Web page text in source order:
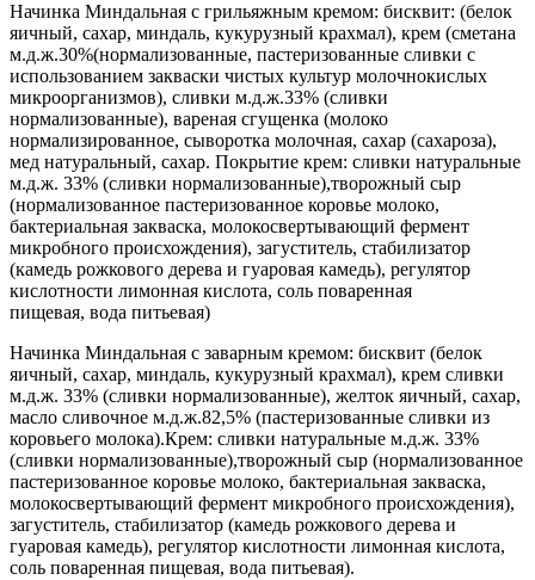
Начинка Миндальная с грильяжным кремом: бисквит: (белок
яичный, сахар, миндаль, кукурузный крахмал), крем (сметана
м.д.ж.30%(нормализованные, пастеризованные сливки с
использованием закваски чистых культур молочнокислых
микроорганизмов), сливки м.д.ж.33% (сливки
нормализованные), вареная сгущенка (молоко
нормализированное, сыворотка молочная, сахар (сахароза),
мед натуральный, сахар. Покрытие крем: сливки натуральные
м.д.ж. 33% (сливки нормализованные),творожный сыр
(нормализованное пастеризованное коровье молоко,
бактериальная закваска, молокосвертывающий фермент
микробного происхождения), загуститель, стабилизатор
(камедь рожкового дерева и гуаровая камедь), регулятор
кислотности лимонная кислота, соль поваренная
пищевая, вода питьевая)
Начинка Миндальная с заварным кремом: бисквит (белок
яичный, сахар, миндаль, кукурузный крахмал), крем сливки
м.д.ж. 33% (сливки нормализованные), желток яичный, сахар,
масло сливочное м.д.ж.82,5% (пастеризованные сливки из
коровьего молока).Крем: сливки натуральные м.д.ж. 33%
(сливки нормализованные),творожный сыр (нормализованное
пастеризованное коровье молоко, бактериальная закваска,
молокосвертывающий фермент микробного происхождения),
загуститель, стабилизатор (камедь рожкового дерева и
гуаровая камедь), регулятор кислотности лимонная кислота,
соль поваренная пищевая, вода питьевая).